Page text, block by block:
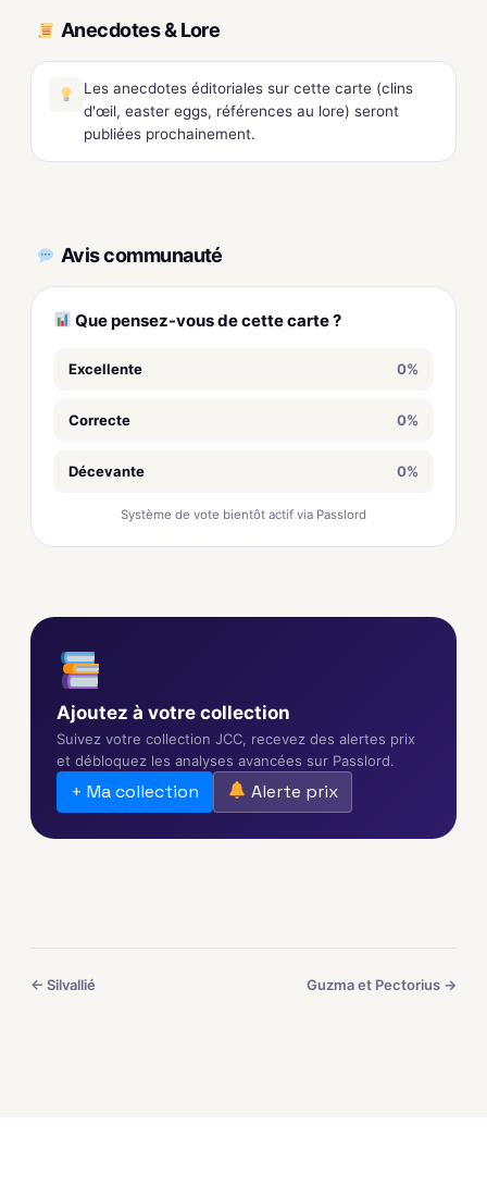
Anecdotes & Lore
Les anecdotes éditoriales sur cette carte (clins
d'œil, easter eggs, références au lore) seront
publiées prochainement.
Avis communauté
Que pensez-vous de cette carte ?
Excellente 0%
Correcte 0%
Décevante 0%
Système de vote bientôt actif via Passlord
Ajoutez à votre collection
Suivez votre collection JCC, recevez des alertes prix
et débloquez les analyses avancées sur Passlord.
+ Ma collection Alerte prix
← Silvallié Guzma et Pectorius →